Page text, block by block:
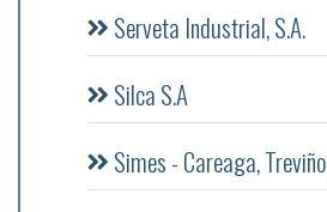
Serveta Industrial, S.A.
Silca S.A
Simes - Careaga,